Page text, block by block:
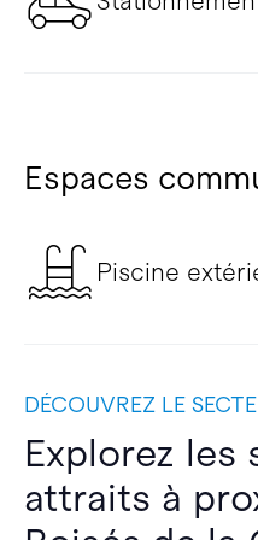
Espaces
Piscine
DÉCOUVREZ LE
Explorez les
attraits à